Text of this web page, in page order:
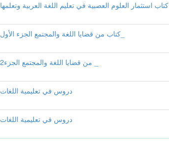
كتاب استثمار العلوم العصبية في تعليم اللغة العربية وتعلمها
دروس في تعليمية اللغات
دروس في تعليمية اللغات